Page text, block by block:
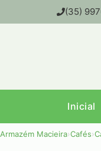
(35)
Inicial
Armazém Macieira›Cafés›